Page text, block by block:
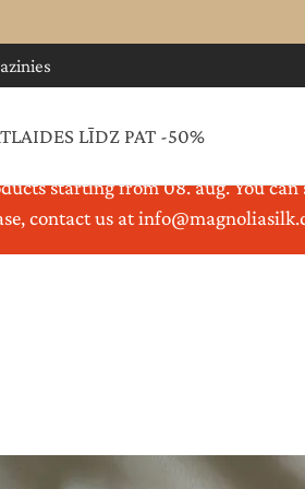
LĪDZ PAT -50%
We are on holidays until
starting from 08. aug. You
contact us at